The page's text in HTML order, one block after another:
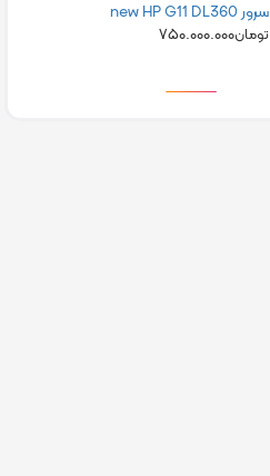
سرور new HP G11 DL360
تومان۷۵۰.۰۰۰.۰۰۰